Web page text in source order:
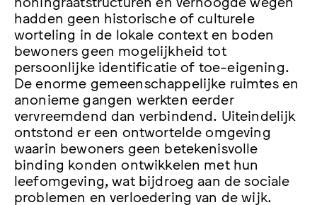
hadden geen historische of culturele
worteling in de lokale context en boden
bewoners geen mogelijkheid tot
persoonlijke identificatie of toe-eigening.
De enorme gemeenschappelijke ruimtes en
anonieme gangen werkten eerder
vervreemdend dan verbindend. Uiteindelijk
ontstond er een ontwortelde omgeving
waarin bewoners geen betekenisvolle
binding konden ontwikkelen met hun
leefomgeving, wat bijdroeg aan de sociale
problemen en verloedering van de wijk.